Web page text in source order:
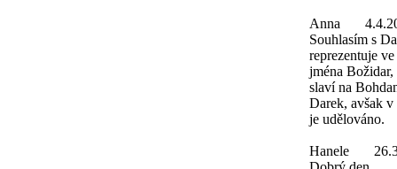
Anna
Souhlasím s
reprezentuje
jména
slaví na
Darek, avšak
je udělováno.
Hanele